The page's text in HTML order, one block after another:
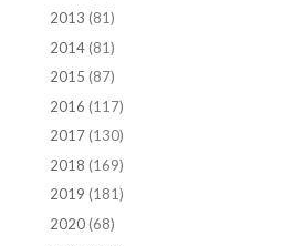
2013 (81)
2014(81)
2015 (87)
2016 (117)
2017(130)
2018 (169)
2019 (181)
2020(68)